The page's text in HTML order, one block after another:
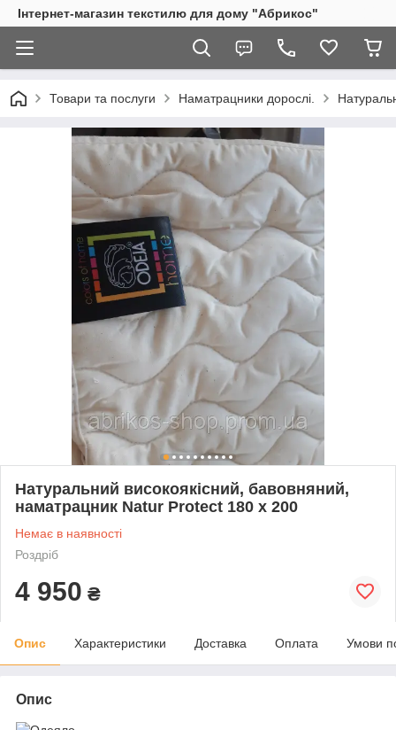
Інтернет-магазин текстилю для дому "Абрикос"
Товари та послуги Наматрацники дорослі.
Натуральний високоякісний, бавовняний,
наматрацник Natur Protect 180 х 200
Немає в наявності
Роздріб
4 950 ₴
Опис Характеристики Доставка Оплата Умови
Опис